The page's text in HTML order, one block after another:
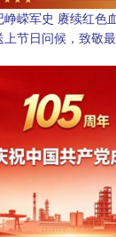
峥嵘军史 赓续红色
节日问候，致敬最